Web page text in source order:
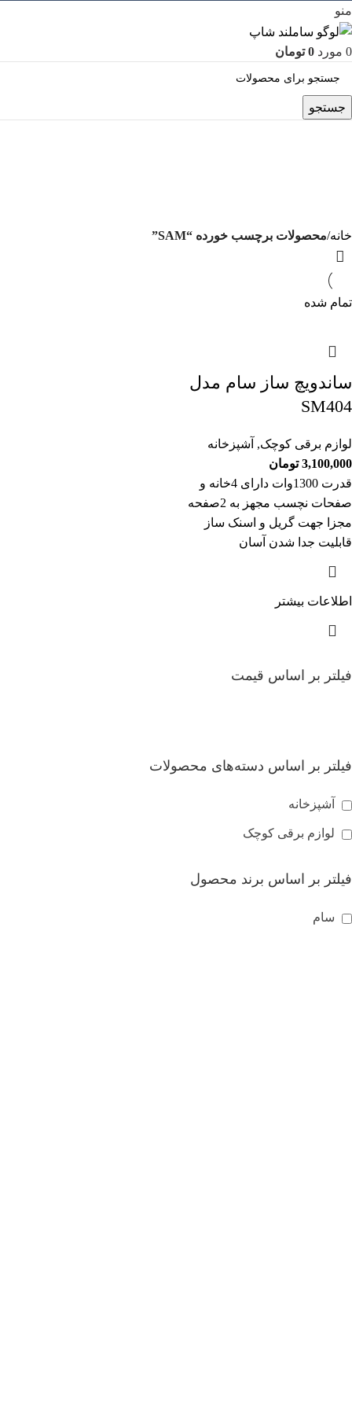
منو
0 مورد 0 تومان
جستجو
فیلتر بر اساس قیمت
فیلتر بر اساس دسته‌های محصولات
آشپزخانه
لوازم برقی کوچک
فیلتر بر اساس برند محصول
سام
خانه محصولات برچسب خورده “SAM”
تمام شده
ساندویچ ساز سام مدل
SM404
لوازم برقی کوچک, آشپزخانه
3,100,000 تومان
قدرت 1300وات دارای 4خانه و
صفحات نچسب مجهز به 2صفحه
مجزا جهت گریل و اسنک ساز
قابلیت جدا شدن آسان
اطلاعات بیشتر